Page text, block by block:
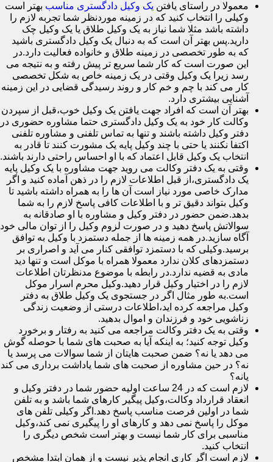
معمولا در راستای یافتن یک وکیل دادگستری مناسب بهتر است
وکیلی را انتخاب کنید که در زمینه موردنظر شما تجربه لازم را
داشته باشد مثلا شما نیاز به یک وکیل طلاق یا یک وکیل چک
دارید.پس بهتر آن است که به دنبال یک وکیل دادگستری باشید
که به طور تخصصی در زمینه طلاق و خانواده فعالیت دارد.در
این صورت است که کار شما سریع تر پیش رفته و به نتیجه می
رسد زیرا یک وکیل وقتی در یک زمینه خاص به شکل تخصصی
کار می کند با چم و خم کار و روند رسیدگی قضایی در این زمینه
آشنایی بیشتری دارد.
بهتر آن است که افراد جهت یافتن یک وکیل خوب،قبل از سپردن
وکالت کار خود به یک وکیل دادگستری حتما مشاوره حضوری در
دفتر وکیل داشته باشند و تنها به تماس تلفنی و مشاوره تلفنی
اکتفا نکنند یا حتی با چند وکیل پایه یک مشورت کنند تا قادر به
انتخاب یک وکیل قابل اعتماد که با او احساس راحتی دارند باشند.
وقتی به یک دفتر وکالت می روید جهت مشاوره با یک وکیل پایه
یک دادگستری،از قبل اطلاعات لازم را در ذهن آماده کنید و اگر
مدارک خاصی مورد نیاز است آن ها را به همراه داشته باشید تا
وکیل بتواند دقیق تر و با اطلاعات کافی پاسخ لازم را به شما
بدهد.ضمن حضور در دفتر وکیل و مشاوره با او صادقانه به
سوالاتش پاسخ دهید و در صورت لزوم وکیل را از توان مالی خود
آگاه سازید.در همه زمینه ها از جمله دستمزد با وکیل به توافق
برسید.وکیلی که با دستمزد توافقی کنار می آید و اصراری بر
دستمزدهای کلان ندارد معمولا همراه با موکل است و تنها دید
مادی به قضیه ندارد.در رابطه با موضوع مدنظرتان اطلاعات
لازم را در اختیار وکیل قرار دهید.وکیل محرم اسرار موکل
است.به طور مثال اگر در جستجوی یک وکیل طلاق به دفتر
وکیل مراجعه کرده اید،اطلاعات درستی از وضعیت زندگی
زناشویی خود و فرزندان و اموال بدهید.
وقتی به یک دفتر وکالت مراجعه می کنید به رفتار و برخورد
وکیل توجه کنید؛ به اینکه آیا به صحبت های شما با حوصله گوش
می دهد یا نه؟ ضمن صحبت هایتان از شما سوالات می پرسد یا
نه؟ در حین مشاوره از صحبت های شما یاداشت برداری می کند
یانه؟
لازم است که در 24 ساعت اولیه حضور شما در دفتر وکیل و
انعقاد قرارداد وکالت،وکیل پیگیر کارهای شما باشد و به تلفن
شما در اولین فرصت مناسب پاسخ دهد.اگر وکیلی تلفن های
موکل را پاسخ نمی دهد و کارهای او را پیگیری نمی کند،وکیل
مناسبی برای کار شما نیست و بهتر است شخص دیگری را
انتخاب کنید.
لازم است اگر کاری انجام پذیر نیست و از همان ابتدا مشخص